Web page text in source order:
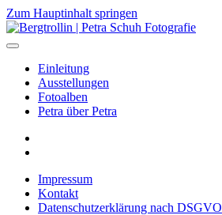
Zum Hauptinhalt springen
Einleitung
Ausstellungen
Fotoalben
Petra über Petra
Impressum
Kontakt
Datenschutzerklärung nach DSGVO